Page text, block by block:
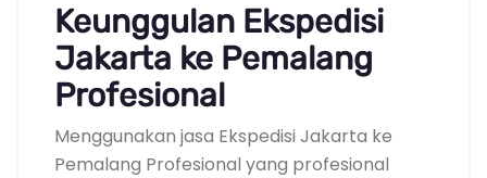
Keunggulan Ekspedisi
Jakarta ke Pemalang
Profesional
Menggunakan jasa Ekspedisi Jakarta ke
Pemalang Profesional yang profesional